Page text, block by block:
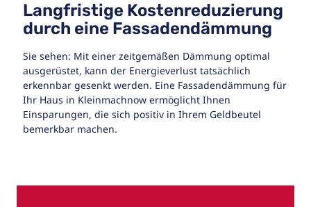
Langfristige Kostenreduzierung
durch eine Fassadendämmung
Sie sehen: Mit einer zeitgemäßen Dämmung optimal
ausgerüstet, kann der Energieverlust tatsächlich
erkennbar gesenkt werden. Eine Fassadendämmung für
Ihr Haus in Kleinmachnow ermöglicht Ihnen
Einsparungen, die sich positiv in Ihrem Geldbeutel
bemerkbar machen.